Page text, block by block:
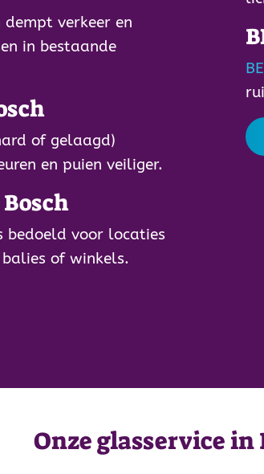
dempt verkeer en
in bestaande
of gelaagd)
en puien veiliger.
bedoeld voor locaties
of winkels.
Onze glasservice in